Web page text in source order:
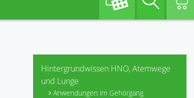
Hintergrundwissen HNO, Atemwege
und Lunge
Anwendungen im Gehörgang